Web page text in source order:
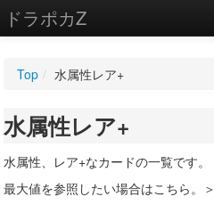
ドラポカZ
WIKI
設定
Top / 水属性レア+
水属性レア+
水属性、レア+なカードの一覧です。
最大値を参照したい場合はこちら。＞